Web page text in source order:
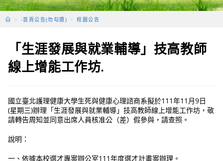
> -首頁公告(勿勾選) > 校園公告
「生涯發展與就業輔導」技高教師
線上增能工作坊.
國立臺北護理健康大學生死與健康心理諮商系擬於111年11月9日
(星期三)辦理「生涯發展與就業輔導」技高教師線上增能工作坊，敬
請轉告周知並同意出席人員核准公（差）假參與，請查照。
說明：
一、依據本校選才專案辦公室111年度選才計畫案辦理。